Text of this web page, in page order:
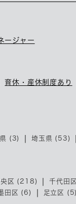
ージャー
育休・産休制度あり
(3) 埼玉県 (53)
央区 (218) 千代田
田区 (6) 足立区 (5)